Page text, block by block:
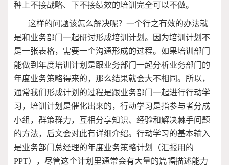
种上不接战略、下不接绩效的培训完全可以不做。
这样的问题该怎么解决呢？一个行之有效的办法就
是和业务部门一起研讨形成培训计划。因为培训计划不
是一张表格，需要一个沟通形成的过程。如果培训部门
能做到年度培训计划是跟业务部门一起分析业务部门的
年度业务策略得来的，那么结果就会大不相同。所以，
通常我们形成计划的过程是跟业务部门一起进行行动学
习，培训计划是催化出来的，行动学习是指参与者分成
小组，群策群力，互相分享知识、经验和解决棘手问题
的方法，后文会对此有详细介绍。行动学习的基本输入
是业务部门总经理的年度业务策略计划（汇报用的
PPT），尽管这个计划里通常会有大量的篇幅描述能力